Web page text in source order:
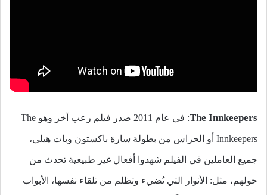
The Innkeepers : في عام 2011 صدر فيلم رعب أخر وهو The
Innkeepers أو الحراس من بطولة سارة باكستون وبات هيلي،
جميع العاملين في الفيلم شهدوا أفعال غير طبيعية تحدث من
حولهم، مثل: الأنوار التي تُضيء وتظلم من تلقاء نفسها، الأبواب